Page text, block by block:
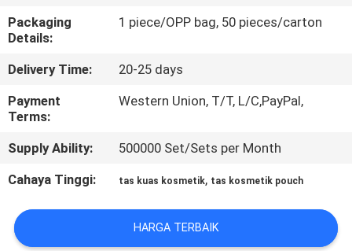
SITEMAP
PRIVACY
POLICY
Packaging
Details:
1 piece/OPP bag, 50 pieces/carton
Delivery Time:
20-25 days
Payment
Terms:
Western Union, T/T, L/C,PayPal,
Supply Ability:
500000 Set/Sets per Month
Cahaya Tinggi:
tas kuas kosmetik, tas kosmetik pouch
HARGA TERBAIK